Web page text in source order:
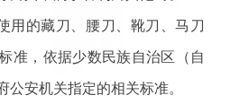
用的藏刀、腰刀、靴刀、马刀
准，依据少数民族自治区（自
公安机关指定的相关标准。